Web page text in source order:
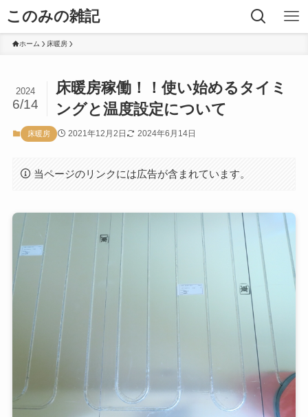
このみの雑記
ホーム 床暖房
床暖房稼働！！使い始めるタイミ
ングと温度設定について
2024
6/14
床暖房 2021年12月2日 2024年6月14日
当ページのリンクには広告が含まれています。